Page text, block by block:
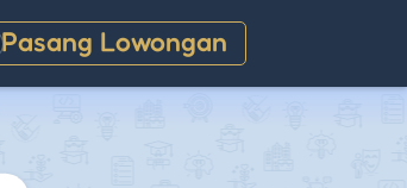
Pasang Lowongan